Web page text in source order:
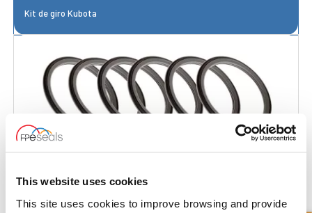
This website uses cookies
This site uses cookies to improve browsing and provide
Kit de giro Kubota